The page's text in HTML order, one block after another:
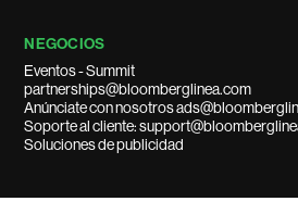
NEGOCIOS
Eventos - Summit
partnerships@bloomberglinea.com
Anúnciate con nosotros
Soporte al cliente:
Soluciones de publicidad